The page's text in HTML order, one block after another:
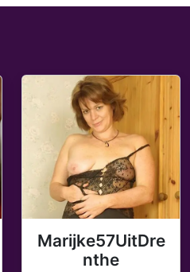
Marijke57UitDre
nthe